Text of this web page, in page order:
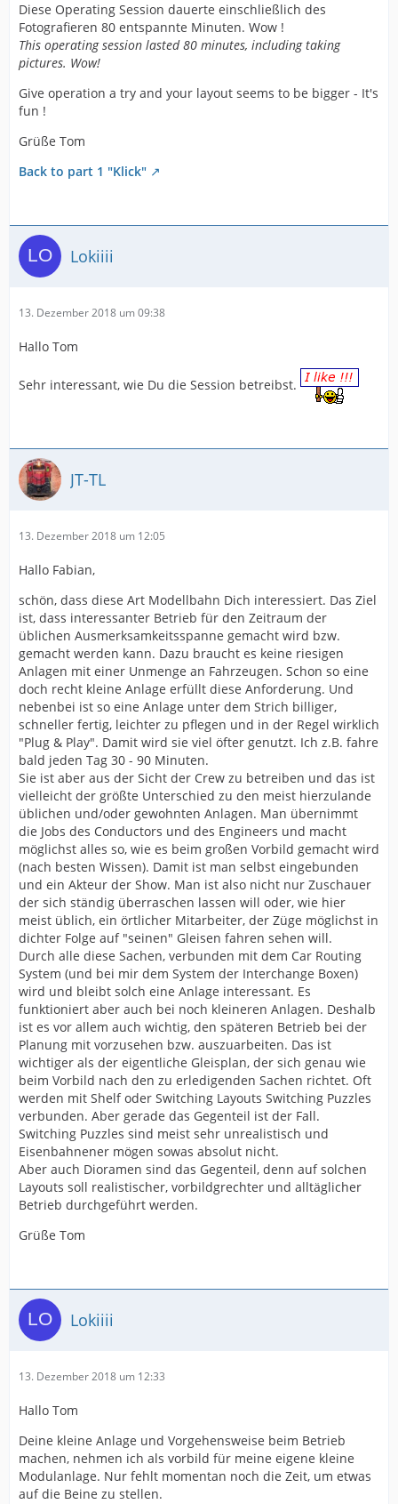
Diese Operating Session dauerte einschließlich des
Fotografieren 80 entspannte Minuten. Wow !
This operating session lasted 80 minutes, including taking
pictures. Wow!
Give operation a try and your layout seems to be bigger - It's
fun !
Grüße Tom
Back to part 1 "Klick"
Lokiiii
13. Dezember 2018 um 09:38
Hallo Tom
Sehr interessant, wie Du die Session betreibst.
JT-TL
13. Dezember 2018 um 12:05
Hallo Fabian,
schön, dass diese Art Modellbahn Dich interessiert. Das Ziel
ist, dass interessanter Betrieb für den Zeitraum der
üblichen Ausmerksamkeitsspanne gemacht wird bzw.
gemacht werden kann. Dazu braucht es keine riesigen
Anlagen mit einer Unmenge an Fahrzeugen. Schon so eine
doch recht kleine Anlage erfüllt diese Anforderung. Und
nebenbei ist so eine Anlage unter dem Strich billiger,
schneller fertig, leichter zu pflegen und in der Regel wirklich
"Plug & Play". Damit wird sie viel öfter genutzt. Ich z.B. fahre
bald jeden Tag 30 - 90 Minuten.
Sie ist aber aus der Sicht der Crew zu betreiben und das ist
vielleicht der größte Unterschied zu den meist hierzulande
üblichen und/oder gewohnten Anlagen. Man übernimmt
die Jobs des Conductors und des Engineers und macht
möglichst alles so, wie es beim großen Vorbild gemacht wird
(nach besten Wissen). Damit ist man selbst eingebunden
und ein Akteur der Show. Man ist also nicht nur Zuschauer
der sich ständig überraschen lassen will oder, wie hier
meist üblich, ein örtlicher Mitarbeiter, der Züge möglichst in
dichter Folge auf "seinen" Gleisen fahren sehen will.
Durch alle diese Sachen, verbunden mit dem Car Routing
System (und bei mir dem System der Interchange Boxen)
wird und bleibt solch eine Anlage interessant. Es
funktioniert aber auch bei noch kleineren Anlagen. Deshalb
ist es vor allem auch wichtig, den späteren Betrieb bei der
Planung mit vorzusehen bzw. auszuarbeiten. Das ist
wichtiger als der eigentliche Gleisplan, der sich genau wie
beim Vorbild nach den zu erledigenden Sachen richtet. Oft
werden mit Shelf oder Switching Layouts Switching Puzzles
verbunden. Aber gerade das Gegenteil ist der Fall.
Switching Puzzles sind meist sehr unrealistisch und
Eisenbahnener mögen sowas absolut nicht.
Aber auch Dioramen sind das Gegenteil, denn auf solchen
Layouts soll realistischer, vorbildgrechter und alltäglicher
Betrieb durchgeführt werden.
Grüße Tom
Lokiiii
13. Dezember 2018 um 12:33
Hallo Tom
Deine kleine Anlage und Vorgehensweise beim Betrieb
machen, nehmen ich als vorbild für meine eigene kleine
Modulanlage. Nur fehlt momentan noch die Zeit, um etwas
auf die Beine zu stellen.